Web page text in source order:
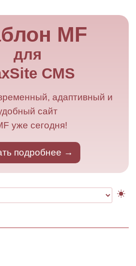
MF
для
CMS
адаптивный и
сайт
уже сегодня!
подробнее